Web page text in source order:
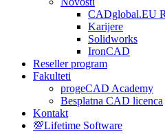
CADglobal.EU
Karijere
Solidworks
IronCAD
Reseller program
Fakulteti
progeCAD Academy
Besplatna CAD licenca
Kontakt
💯Lifetime Software